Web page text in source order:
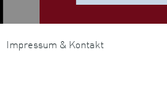
Impressum & Kontakt